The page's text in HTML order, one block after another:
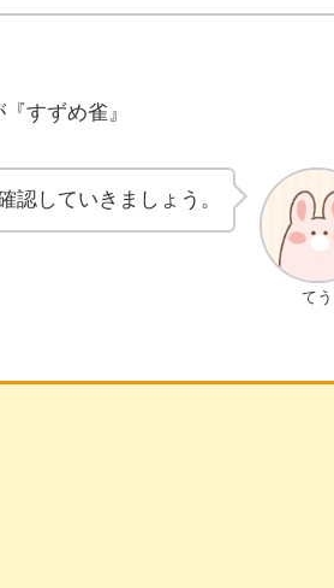
すずめ雀』
てう
認していきましょう。